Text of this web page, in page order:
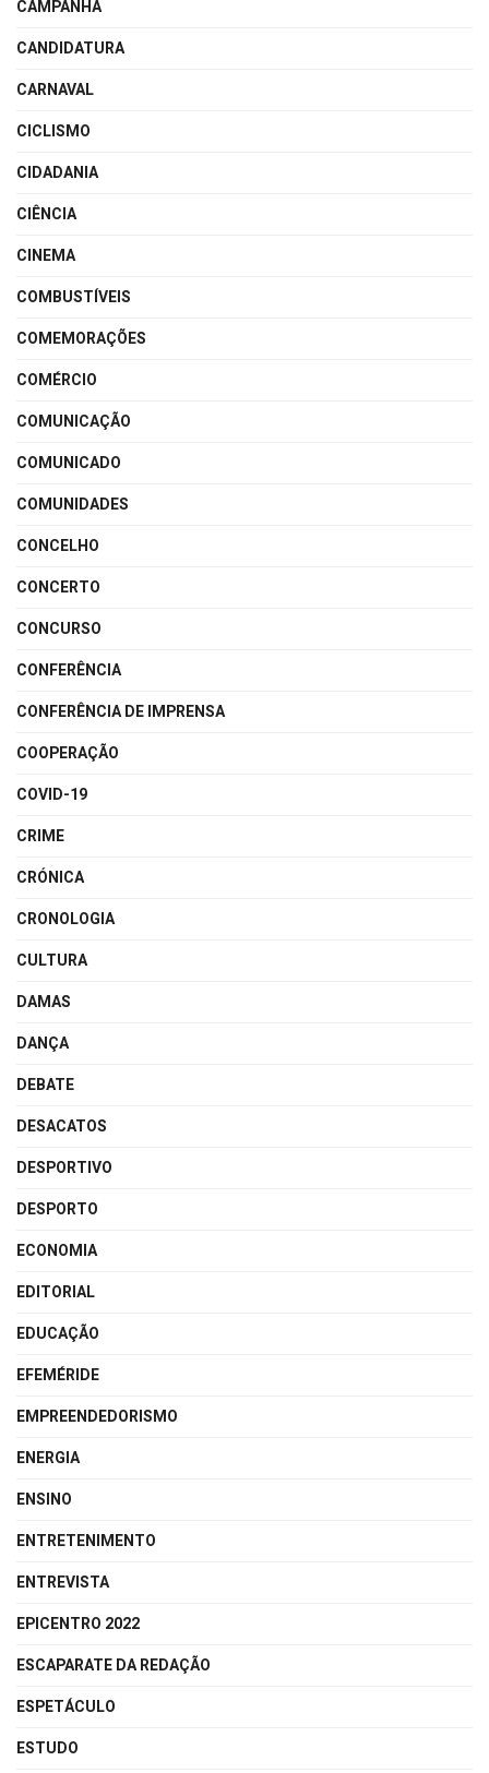
CAMPANHA
CANDIDATURA
CARNAVAL
CICLISMO
CIDADANIA
CIÊNCIA
CINEMA
COMBUSTÍVEIS
COMEMORAÇÕES
COMÉRCIO
COMUNICAÇÃO
COMUNICADO
COMUNIDADES
CONCELHO
CONCERTO
CONCURSO
CONFERÊNCIA
CONFERÊNCIA DE IMPRENSA
COOPERAÇÃO
COVID-19
CRIME
CRÓNICA
CRONOLOGIA
CULTURA
DAMAS
DANÇA
DEBATE
DESACATOS
DESPORTIVO
DESPORTO
ECONOMIA
EDITORIAL
EDUCAÇÃO
EFEMÉRIDE
EMPREENDEDORISMO
ENERGIA
ENSINO
ENTRETENIMENTO
ENTREVISTA
EPICENTRO 2022
ESCAPARATE DA REDAÇÃO
ESPETÁCULO
ESTUDO